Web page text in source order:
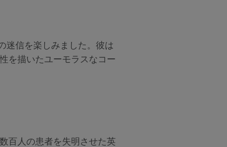
迷信を楽しみました。彼は
を描いたユーモラスなコー
百人の患者を失明させた英